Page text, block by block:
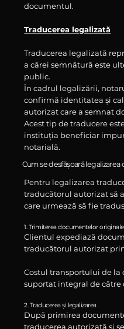
documentul.
Traducerea legalizată
Traducerea legalizată
a cărei semnătură este
public.
În cadrul legalizării,
confirmă identitatea și
autorizat care a semnat
Acest tip de traducere
instituția beneficiar
notarială.
Cum se desfășoară
Pentru legalizarea
traducătorul autorizat să
care urmează să fie
1. Trimiterea documentelor originale
Clientul expediază
traducătorul autorizat
Costul transportului de la
suportat integral de către
2. Traducerea și legalizarea
După primirea
traducerea autorizată și